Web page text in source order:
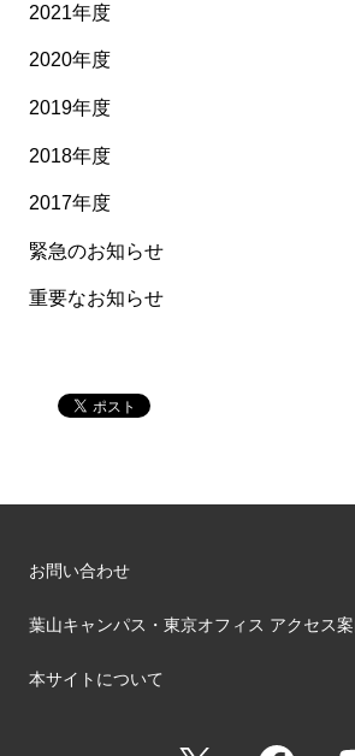
2021年度
2020年度
2019年度
2018年度
2017年度
緊急のお知らせ
重要なお知らせ
お問い合わせ
葉山キャンパス・東京オフィス アクセス
本サイトについて